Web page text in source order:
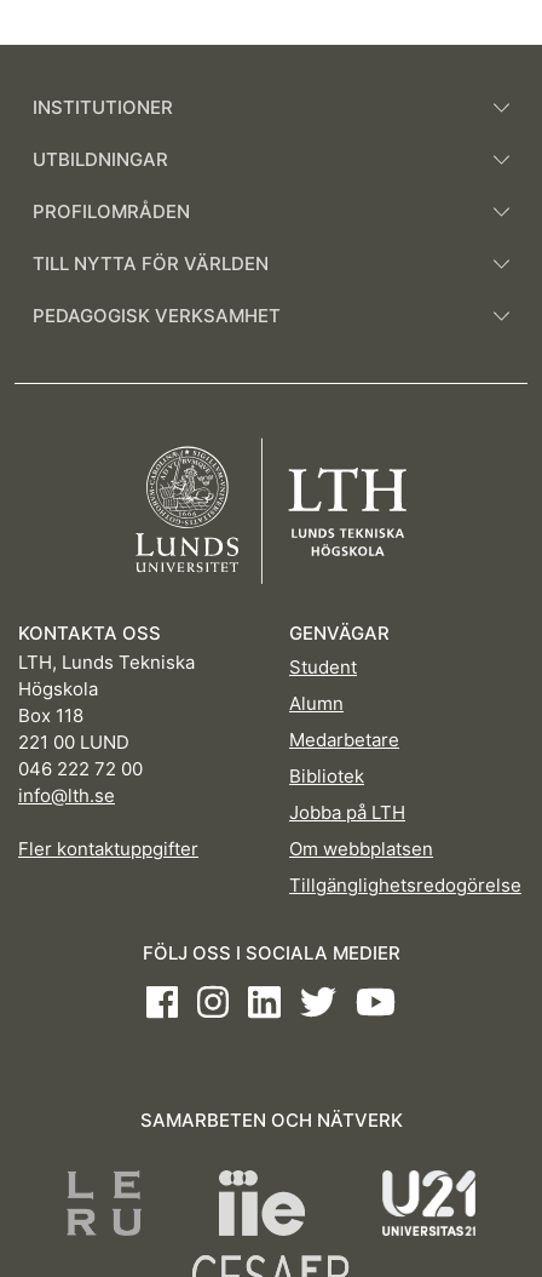
INSTITUTIONER
UTBILDNINGAR
PROFILOMRÅDEN
TILL NYTTA FÖR VÄRLDEN
PEDAGOGISK VERKSAMHET
KONTAKTA OSS
LTH, Lunds Tekniska
Högskola
Box 118
221 00 LUND
046 222 72 00
info@lth.se
Fler kontaktuppgifter
GENVÄGAR
Student
Alumn
Medarbetare
Bibliotek
Jobba på LTH
Om webbplatsen
Tillgänglighetsredogörelse
FÖLJ OSS I SOCIALA MEDIER
FacebookInstagramLinkedInTwitterYoutube
SAMARBETEN OCH NÄTVERK